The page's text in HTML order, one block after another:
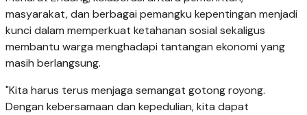
masyarakat, dan berbagai pemangku kepentingan menjadi
kunci dalam memperkuat ketahanan sosial sekaligus
membantu warga menghadapi tantangan ekonomi yang
masih berlangsung.
"Kita harus terus menjaga semangat gotong royong.
Dengan kebersamaan dan kepedulian, kita dapat